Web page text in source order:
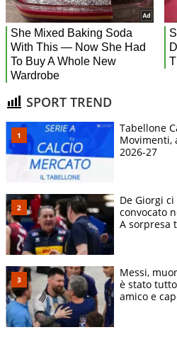
SPORT TREND
Tabellone
Movimenti,
2026-27
De Giorgi
convocato
A sorpresa
Messi,
è stato
amico e